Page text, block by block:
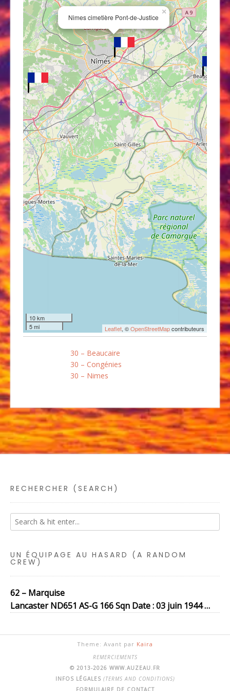
Nimes cimetière Pont-de-Justice
×
10 km
5 mi
Leaflet, ©OpenStreetMapcontributeurs
30 – Beaucaire
30 – Congénies
30 – Nimes
RECHERCHER (SEARCH)
UN ÉQUIPAGE AU HASARD (A RANDOM
CREW)
62 – Marquise
Lancaster ND651 AS-G 166 Sqn Date : 03 juin 1944 …
Theme: Avant par Kaira
REMERCIEMENTS
© 2013-2026 WWW.AUZEAU.FR
INFOS LÉGALES (TERMS AND CONDITIONS)
FORMULAIRE DE CONTACT